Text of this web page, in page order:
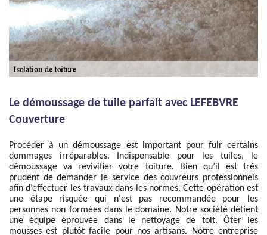
Le démoussage de tuile parfait avec LEFEBVRE
Couverture
Procéder à un démoussage est important pour fuir certains
dommages irréparables. Indispensable pour les tuiles, le
démoussage va revivifier votre toiture. Bien qu’il est très
prudent de demander le service des couvreurs professionnels
afin d’effectuer les travaux dans les normes. Cette opération est
une étape risquée qui n'est pas recommandée pour les
personnes non formées dans le domaine. Notre société détient
une équipe éprouvée dans le nettoyage de toit. Ôter les
mousses est plutôt facile pour nos artisans. Notre entreprise